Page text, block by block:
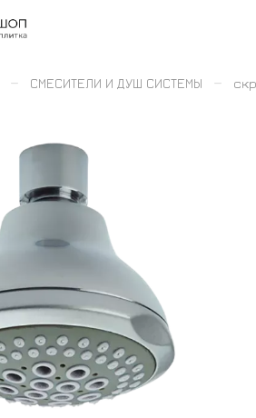
– СМЕСИТЕЛИ И ДУШ СИСТЕМЫ –